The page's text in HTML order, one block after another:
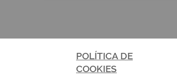
POLÍTICA DE
COOKIES